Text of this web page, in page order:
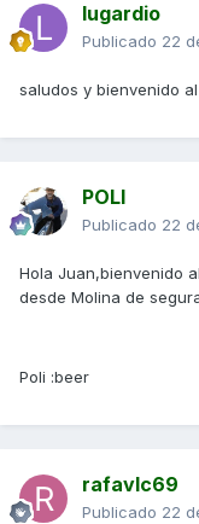
lugardio
Publicado 22
saludos y bienvenido
POLI
Publicado 22
Hola Juan,bienvenido
desde Molina de
Poli :beer
rafavlc69
Publicado 22